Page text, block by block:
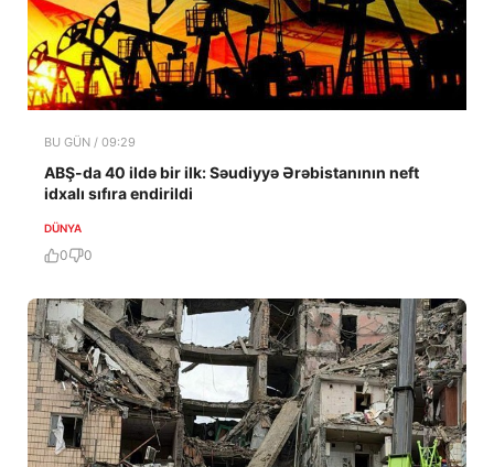
BU GÜN / 09:29
ABŞ-da 40 ildə bir ilk: Səudiyyə Ərəbistanının neft
idxalı sıfıra endirildi
DÜNYA
0 0